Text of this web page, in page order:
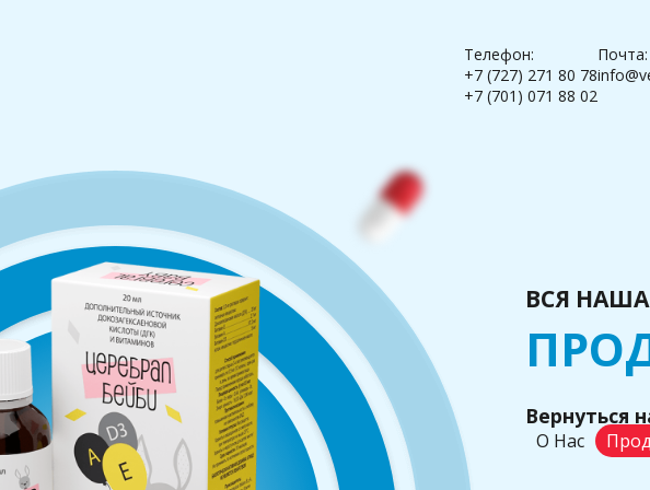
Телефон:
+7 (727) 271 80 78
+7 (701) 071 88 02
Почта:
ВСЯ НАША
Вернуться
О Нас